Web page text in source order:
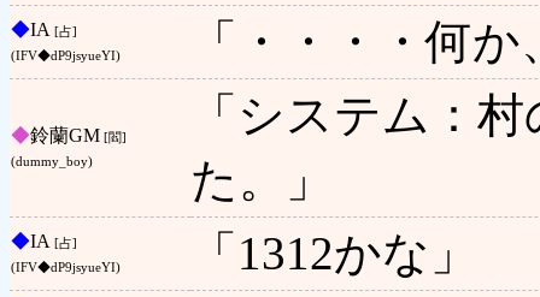
◆IA [占]
(IFV◆dP9jsyueYI)
「・・・・何
◆鈴蘭GM [閻]
(dummy_boy)
「システム：
た。」
◆IA [占]
(IFV◆dP9jsyueYI)
「1312かな」